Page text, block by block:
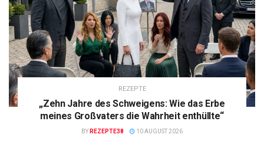
REZEPTE
„Zehn Jahre des Schweigens: Wie das Erbe
meines Großvaters die Wahrheit enthüllte“
BY REZEPTE38 10 AUGUST 2026